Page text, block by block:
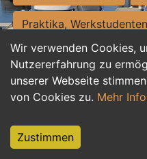
Wir verwenden Cookies,
Nutzererfahrung zu
unserer Webseite
von Cookies zu. Mehr
Zustimmen
Praktika,
Personalwesen
Hilfskräfte, Aushilfs-
Weiterbildung, Studium,